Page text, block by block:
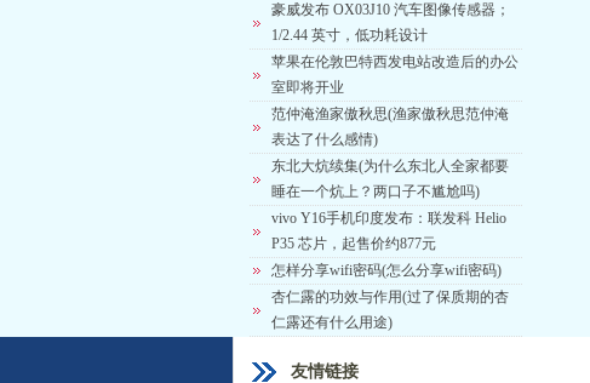
豪威发布 OX03J10 汽车图像传感器；
1/2.44 英寸，低功耗设计
苹果在伦敦巴特西发电站改造后的办公
室即将开业
范仲淹渔家傲秋思(渔家傲秋思范仲淹
表达了什么感情)
东北大炕续集(为什么东北人全家都要
睡在一个炕上？两口子不尴尬吗)
vivo Y16手机印度发布：联发科 Helio
P35 芯片，起售价约877元
怎样分享wifi密码(怎么分享wifi密码)
杏仁露的功效与作用(过了保质期的杏
仁露还有什么用途)
友情链接